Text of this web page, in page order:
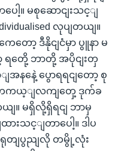
ပေါ့။ မစုဆောငျးသင့ျ
လုပျတယျ။
ေတော့ ဒီနိုငျငံမှာ ပွူနာ မ
ရတေို့ ဘာတို့ အပိုငျးတှ
အနနေဲ့ ပွောရရငျတော့ စု
တကယ့ျလကျတှေ့ ဒုက်ခ
ျ။ မရှိလို့ရှိရငျ ဘာမှ
းသင့ျတာပေါ့။ ဒါပ
တျပွညျလို တမွို့လုံး